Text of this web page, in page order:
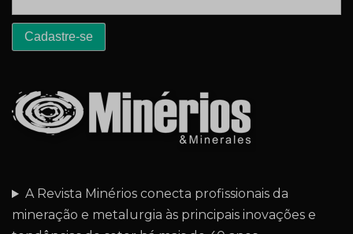
A Revista Minérios conecta profissionais da
mineração e metalurgia às principais inovações e